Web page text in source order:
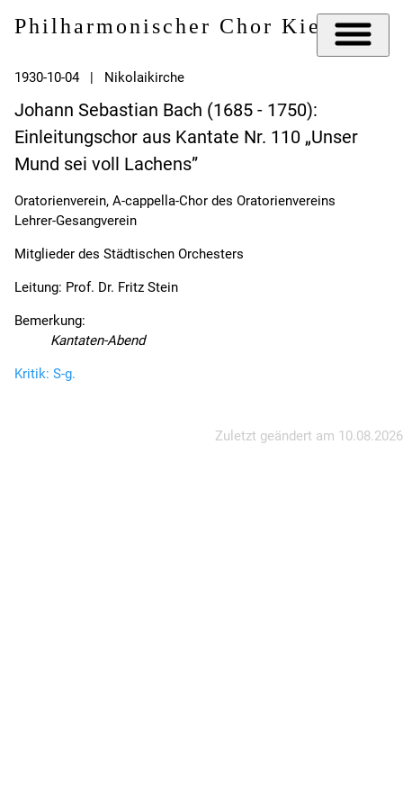
Philharmonischer Chor Kiel e.V.
1930-10-04 | Nikolaikirche
Johann Sebastian Bach (1685 - 1750):
Einleitungschor aus Kantate Nr. 110 „Unser
Mund sei voll Lachens”
Oratorienverein, A-cappella-Chor des Oratorienvereins
Lehrer-Gesangverein
Mitglieder des Städtischen Orchesters
Leitung: Prof. Dr. Fritz Stein
Bemerkung:
Kantaten-Abend
Kritik: S-g.
Zuletzt geändert am 10.08.2026